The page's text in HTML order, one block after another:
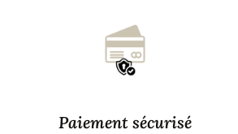
Paiement sécurisé